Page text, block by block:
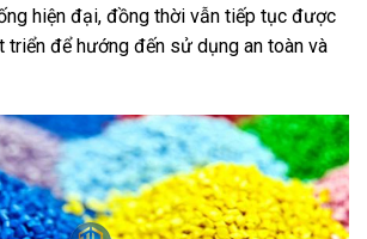
hiện đại, đồng thời vẫn tiếp tục được
triển để hướng đến sử dụng an toàn và